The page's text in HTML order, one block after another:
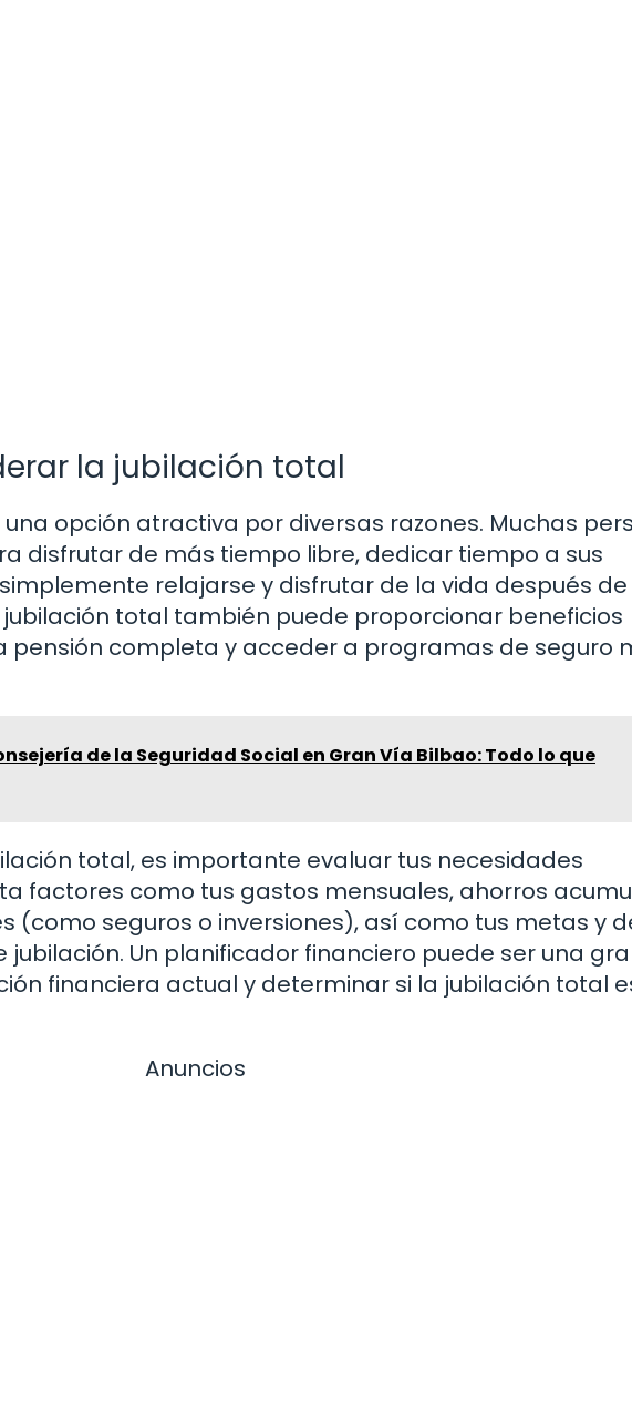
la jubilación total
opción atractiva por diversas razones. Muchas
disfrutar de más tiempo libre, dedicar tiempo a sus
relajarse y disfrutar de la vida después
total también puede proporcionar beneficios
pensión completa y acceder a programas de seguro
de la Seguridad Social en Gran Vía Bilbao: Todo lo que
total, es importante evaluar tus necesidades
factores como tus gastos mensuales, ahorros
(como seguros o inversiones), así como tus metas y
Un planificador financiero puede ser una
financiera actual y determinar si la jubilación total
Anuncios